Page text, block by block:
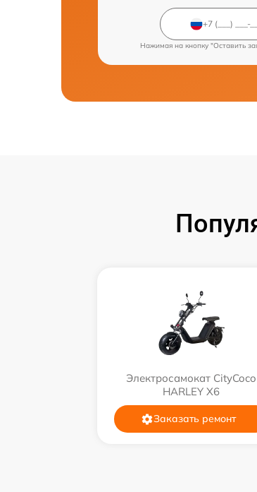
Нажимая на кнопку "Оставить
Электросамокат CityCoco
HARLEY X6
Заказать ремонт